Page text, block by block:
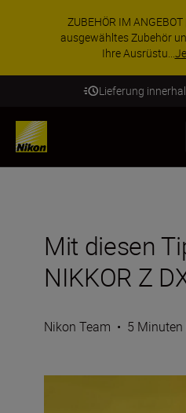
ZUBEHÖR IM
ausgewähltes Zubehör
Ihre Ausrüstu...
Lieferung
Mit diesen
NIKKOR Z
Nikon Team • 5 Minuten